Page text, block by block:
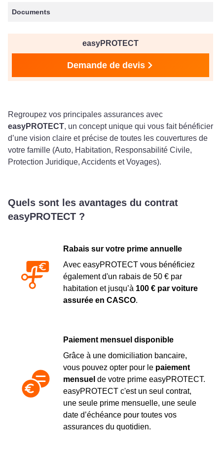
Documents
easyPROTECT
Demande de devis
Regroupez vos principales assurances avec
easyPROTECT, un concept unique qui vous fait bénéficier
d’une vision claire et précise de toutes les couvertures de
votre famille (Auto, Habitation, Responsabilité Civile,
Protection Juridique, Accidents et Voyages).
Quels sont les avantages du contrat
easyPROTECT ?
Rabais sur votre prime annuelle
Avec easyPROTECT vous bénéficiez
également d'un rabais de 50 € par
habitation et jusqu’à 100 € par voiture
assurée en CASCO.
Paiement mensuel disponible
Grâce à une domiciliation bancaire,
vous pouvez opter pour le paiement
mensuel de votre prime easyPROTECT.
easyPROTECT c'est un seul contrat,
une seule prime mensuelle, une seule
date d’échéance pour toutes vos
assurances du quotidien.